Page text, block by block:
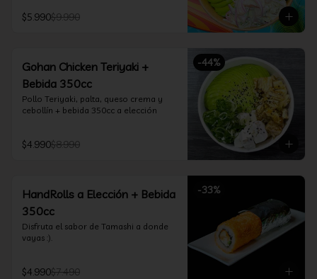
$5.990$9.990
-44%
Gohan Chicken Teriyaki +
Bebida 350cc
Pollo Teriyaki, palta, queso crema y
cebollín + bebida 350cc a elección
$4.990$8.990
-33%
HandRolls a Elección + Bebida
350cc
Disfruta el sabor de Tamashi a donde
vayas :).
$4.990$7.490